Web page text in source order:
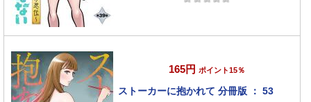
165円 ポイント15％
ストーカーに抱かれて 分冊版 ： 53